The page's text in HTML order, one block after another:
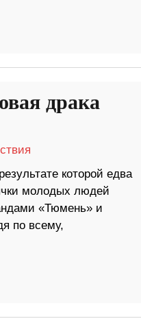
драка
которой едва
молодых людей
«Тюмень» и
по всему,